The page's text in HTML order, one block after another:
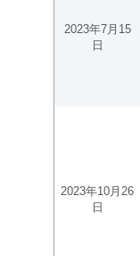
2023年7月15
日
2023年10月26
日